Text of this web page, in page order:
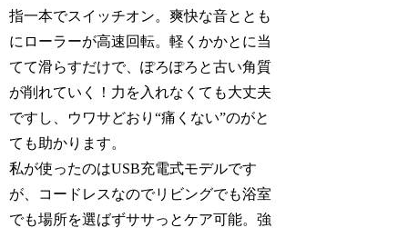
指一本でスイッチオン。爽快な音ととも
にローラーが高速回転。軽くかかとに当
てて滑らすだけで、ぽろぽろと古い角質
が削れていく！力を入れなくても大丈夫
ですし、ウワサどおり“痛くない”のがと
ても助かります。
私が使ったのはUSB充電式モデルです
が、コードレスなのでリビングでも浴室
でも場所を選ばずササっとケア可能。強